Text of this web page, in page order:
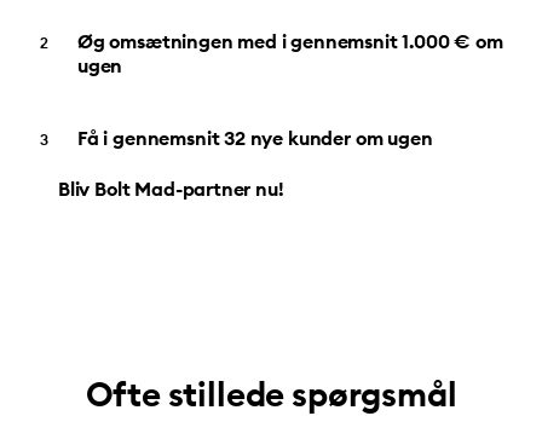
Øg omsætningen med i gennemsnit 1.000 € om
ugen
Få i gennemsnit 32 nye kunder om ugen
Bliv Bolt Mad-partner nu!
Ofte stillede spørgsmål